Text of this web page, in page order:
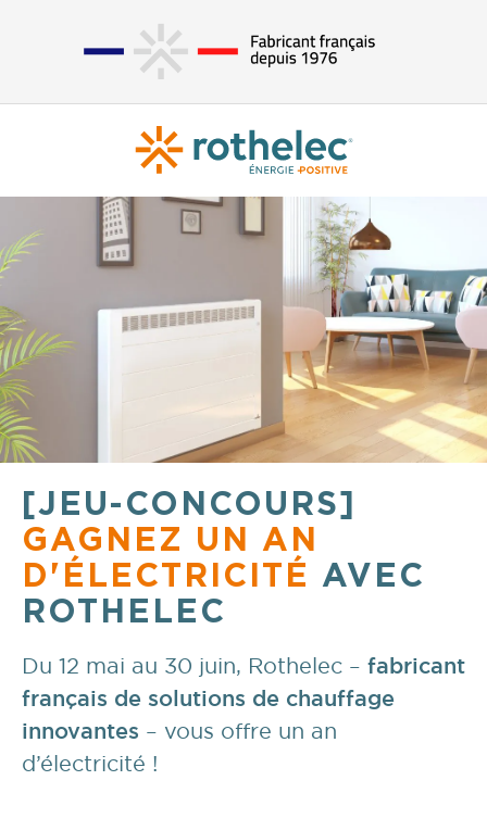
[JEU-CONCOURS]
GAGNEZ UN AN
D'ÉLECTRICITÉ AVEC
ROTHELEC
Du 12 mai au 30 juin, Rothelec – fabricant
français de solutions de chauffage
innovantes – vous offre un an
d’électricité !